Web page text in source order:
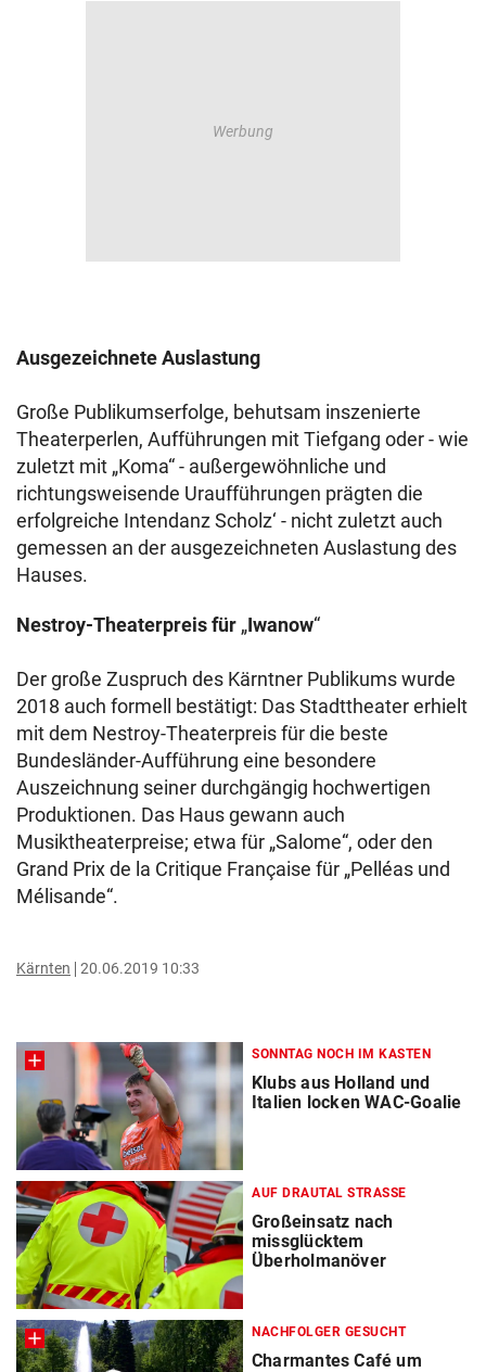
Ausgezeichnete Auslastung
Große Publikumserfolge, behutsam inszenierte
Theaterperlen, Aufführungen mit Tiefgang oder - wie
zuletzt mit „Koma“ - außergewöhnliche und
richtungsweisende Uraufführungen prägten die
erfolgreiche Intendanz Scholz‘ - nicht zuletzt auch
gemessen an der ausgezeichneten Auslastung des
Hauses.
Nestroy-Theaterpreis für „Iwanow“
Der große Zuspruch des Kärntner Publikums wurde
2018 auch formell bestätigt: Das Stadttheater erhielt
mit dem Nestroy-Theaterpreis für die beste
Bundesländer-Aufführung eine besondere
Auszeichnung seiner durchgängig hochwertigen
Produktionen. Das Haus gewann auch
Musiktheaterpreise; etwa für „Salome“, oder den
Grand Prix de la Critique Française für „Pelléas und
Mélisande“.
Kärnten 20.06.2019 10:33
SONNTAG NOCH IM KASTEN
Klubs aus Holland und
Italien locken WAC-Goalie
AUF DRAUTAL STRASSE
Großeinsatz nach
missglücktem
Überholmanöver
NACHFOLGER GESUCHT
Charmantes Café um